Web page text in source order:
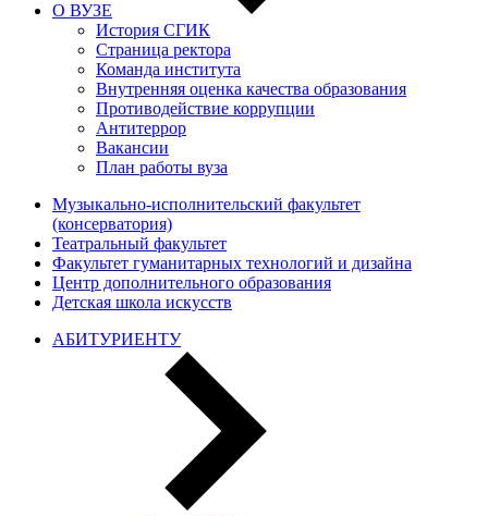
О ВУЗЕ
История СГИК
Страница ректора
Команда института
Внутренняя оценка качества образования
Противодействие коррупции
Антитеррор
Вакансии
План работы вуза
Музыкально-исполнительский факультет
(консерватория)
Театральный факультет
Факультет гуманитарных технологий и дизайна
Центр дополнительного образования
Детская школа искусств
АБИТУРИЕНТУ